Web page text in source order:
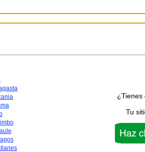
¿Tienes
Tu